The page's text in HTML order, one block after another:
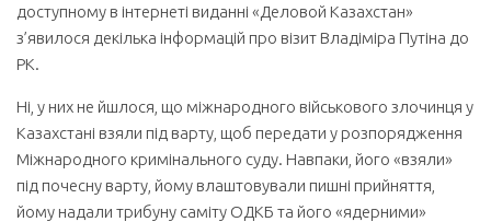
доступному в інтернеті виданні «Деловой Казахстан»
з’явилося декілька інформацій про візит Владіміра Путіна до
РК.
Ні, у них не йшлося, що міжнародного військового злочинця у
Казахстані взяли під варту, щоб передати у розпорядження
Міжнародного кримінального суду. Навпаки, його «взяли»
під почесну варту, йому влаштовували пишні прийняття,
йому надали трибуну саміту ОДКБ та його «ядерними»